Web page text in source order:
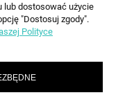
lub dostosować użycie
"Dostosuj zgody".
Polityce